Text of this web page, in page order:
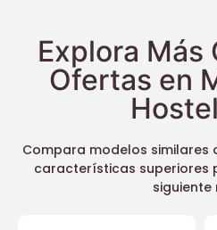
Explora Más
Ofertas en
Compara modelos similares
características superiores
siguiente